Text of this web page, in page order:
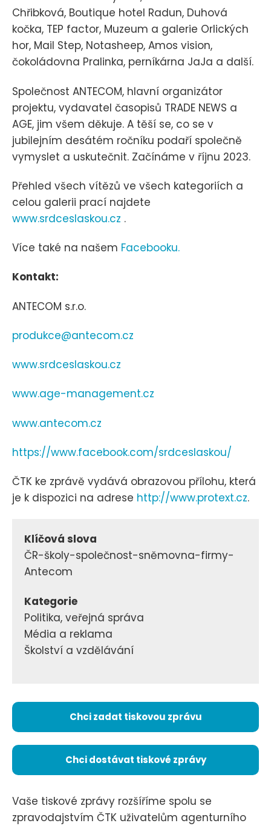
Chřibková, Boutique hotel Radun, Duhová
kočka, TEP factor, Muzeum a galerie Orlických
hor, Mail Step, Notasheep, Amos vision,
čokoládovna Pralinka, perníkárna JaJa a další.
Společnost ANTECOM, hlavní organizátor
projektu, vydavatel časopisů TRADE NEWS a
AGE, jim všem děkuje. A těší se, co se v
jubilejním desátém ročníku podaří společně
vymyslet a uskutečnit. Začínáme v říjnu 2023.
Přehled všech vítězů ve všech kategoriích a
celou galerii prací najdete
www.srdceslaskou.cz .
Více také na našem Facebooku.
Kontakt:
ANTECOM s.r.o.
produkce@antecom.cz
www.srdceslaskou.cz
www.age-management.cz
www.antecom.cz
https://www.facebook.com/srdceslaskou/
ČTK ke zprávě vydává obrazovou přílohu, která
je k dispozici na adrese http://www.protext.cz.
Klíčová slova
ČR-školy-společnost-sněmovna-firmy-
Antecom
Kategorie
Politika, veřejná správa
Média a reklama
Školství a vzdělávání
Chci zadat tiskovou zprávu
Chci dostávat tiskové zprávy
Vaše tiskové zprávy rozšíříme spolu se
zpravodajstvím ČTK uživatelům agenturního